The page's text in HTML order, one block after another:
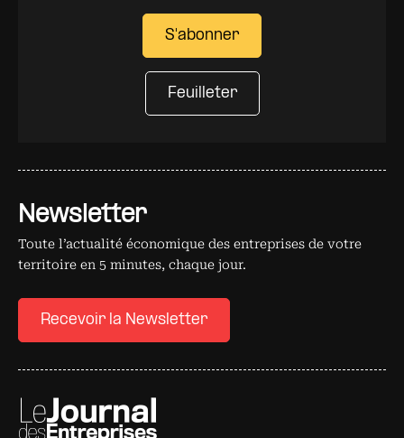
Newsletter
Toute l’actualité économique des entreprises de votre
territoire en 5 minutes, chaque jour.
Recevoir la Newsletter
S'abonner
Feuilleter